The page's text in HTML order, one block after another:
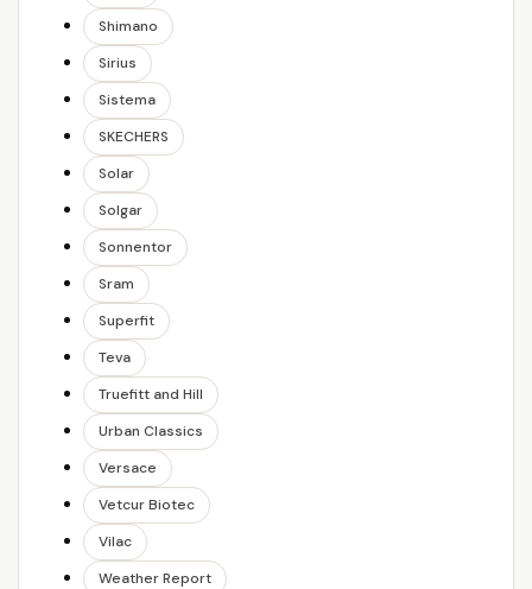
Shimano
Sirius
Sistema
SKECHERS
Solar
Solgar
Sonnentor
Sram
Superfit
Teva
Truefitt and Hill
Urban Classics
Versace
Vetcur Biotec
Vilac
Weather Report